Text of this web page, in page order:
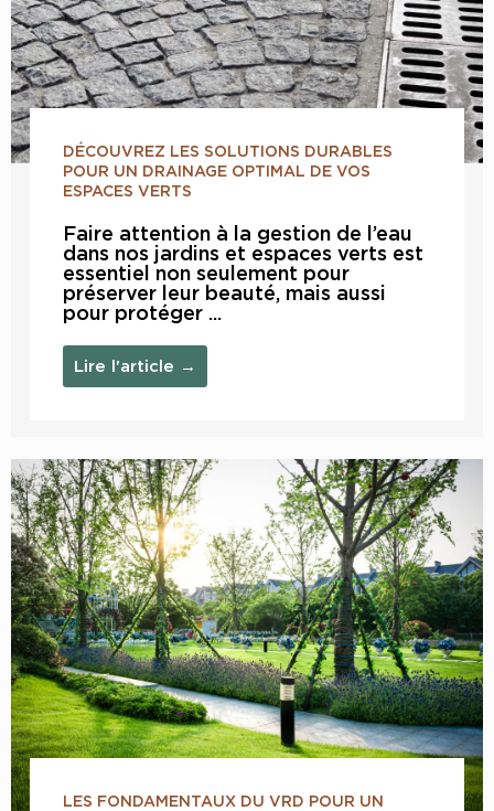
DÉCOUVREZ LES SOLUTIONS DURABLES
POUR UN DRAINAGE OPTIMAL DE VOS
ESPACES VERTS
Faire attention à la gestion de l’eau
dans nos jardins et espaces verts est
essentiel non seulement pour
préserver leur beauté, mais aussi
pour protéger ...
Lire l'article →
LES FONDAMENTAUX DU VRD POUR UN